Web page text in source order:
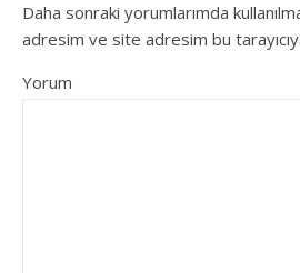
Daha sonraki yorumlarımda
adresim ve site adresim bu
Yorum